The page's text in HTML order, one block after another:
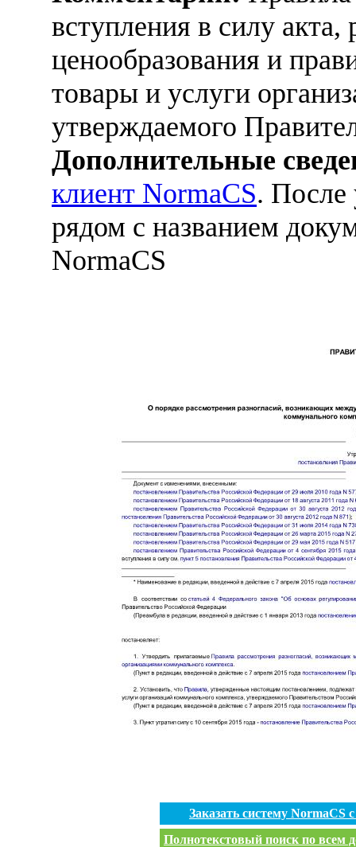
вступления в силу
ценообразования и
товары и услуги
утверждаемого
Дополнительные
клиент NormaCS. После
рядом с названием
NormaCS
Заказать систему
Полнотекстовый поиск по всем